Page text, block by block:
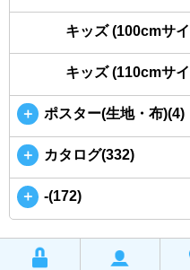
キッズ (100cmサ
キッズ (110cmサ
＋ ポスター(生地・布)(4)
＋ カタログ(332)
＋ -(172)